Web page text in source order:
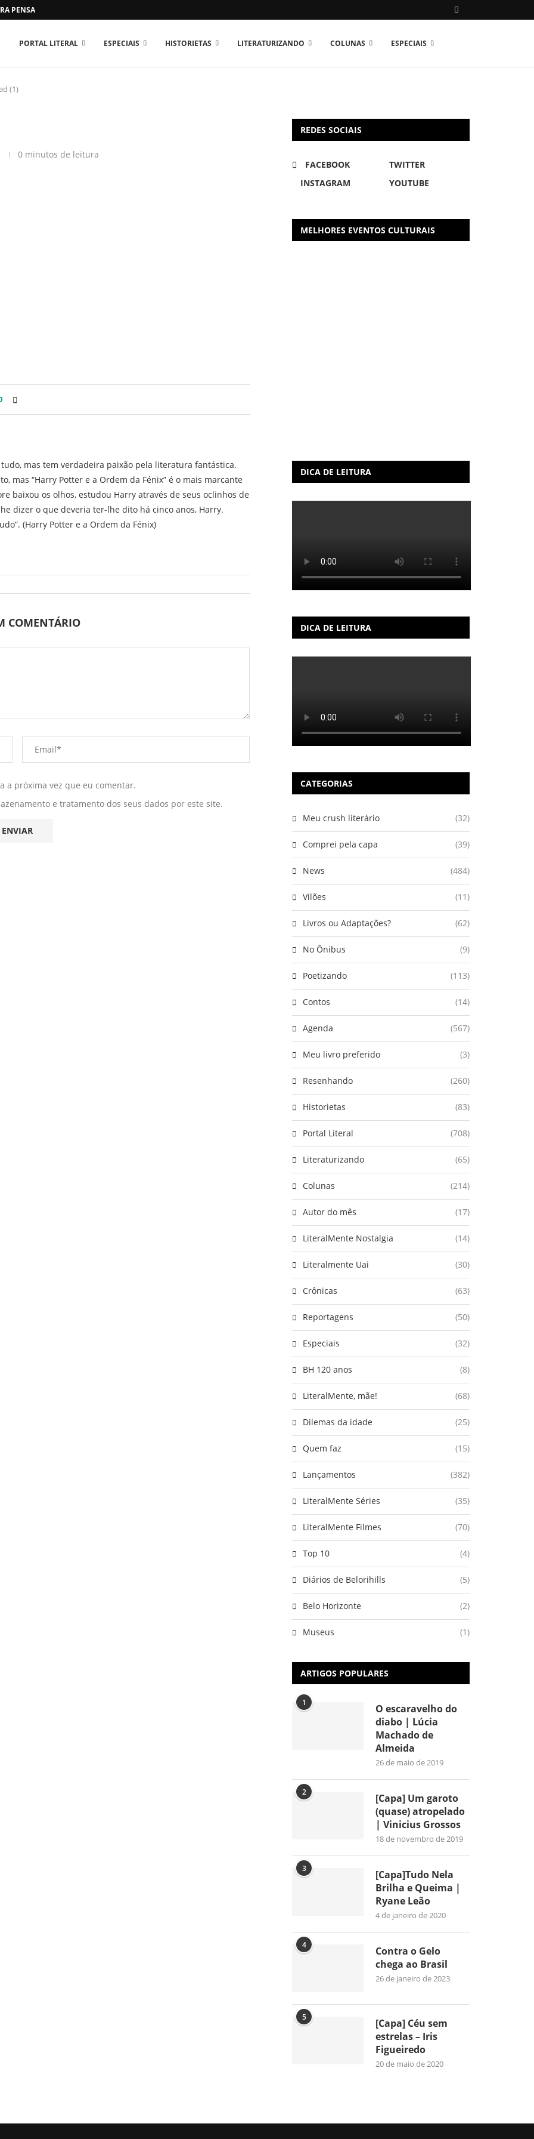
PENSAR O MUNDO...
PORTAL LITERAL ESPECIAIS HISTORIETAS LITERATURIZANDO COLUNAS ESPECIAIS
(1)
0 minutos de leitura
mas tem verdadeira paixão pela literatura fantástica.
mas “Harry Potter e a Ordem da Fénix” é o mais marcante
baixou os olhos, estudou Harry através de seus oclinhos de
dizer o que deveria ter-lhe dito há cinco anos, Harry.
(Harry Potter e a Ordem da Fénix)
COMENTÁRIO
a próxima vez que eu comentar.
e tratamento dos seus dados por este site.
REDES SOCIAIS
FACEBOOK
TWITTER
INSTAGRAM
YOUTUBE
MELHORES EVENTOS CULTURAIS
DICA DE LEITURA
DICA DE LEITURA
CATEGORIAS
Meu crush literário (32)
Comprei pela capa (39)
News (484)
Vilões (11)
Livros ou Adaptações? (62)
No Ônibus (9)
Poetizando (113)
Contos (14)
Agenda (567)
Meu livro preferido (3)
Resenhando (260)
Historietas (83)
Portal Literal (708)
Literaturizando (65)
Colunas (214)
Autor do mês (17)
LiteralMente Nostalgia (14)
Literalmente Uai (30)
Crônicas (63)
Reportagens (50)
Especiais (32)
BH 120 anos (8)
LiteralMente, mãe! (68)
Dilemas da idade (25)
Quem faz (15)
Lançamentos (382)
LiteralMente Séries (35)
LiteralMente Filmes (70)
Top 10 (4)
Diários de Belorihills (5)
Belo Horizonte (2)
Museus (1)
ARTIGOS POPULARES
1
O escaravelho do
diabo | Lúcia
Machado de
Almeida
26 de maio de 2019
2
[Capa] Um garoto
(quase) atropelado
| Vinicius Grossos
18 de novembro de 2019
3
[Capa]Tudo Nela
Brilha e Queima |
Ryane Leão
4 de janeiro de 2020
4
Contra o Gelo
chega ao Brasil
26 de janeiro de 2023
5
[Capa] Céu sem
estrelas – Iris
Figueiredo
20 de maio de 2020